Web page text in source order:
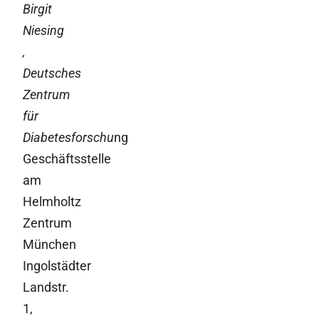
Birgit
Niesing
,
Deutsches
Zentrum
für
Diabetesforschung
Geschäftsstelle
am
Helmholtz
Zentrum
München
Ingolstädter
Landstr.
1,